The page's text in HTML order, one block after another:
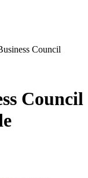
Council
Council